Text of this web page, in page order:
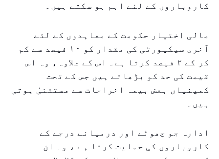
کاروباروں کے لئے اہم ہو سکتے ہیں۔
مالی اختیار حکومت کے معاہدوں کے لئے
آخری سیکیورٹی کی مقدار کو ۱۰ فیصد سے کم
کر کے ۲ فیصد کرتا ہے۔ اس کے علاوہ، وہ اس
قیمت کی حد کو بڑھاتے ہیں جس کے تحت
کمپنیاں بعض بیمہ اخراجات سے مستثنیٰ ہوتی
ہیں۔
ادارہ جو چھوٹے اور درمیانے درجے کے
کاروباروں کی حمایت کرتا ہے ، وہ ان